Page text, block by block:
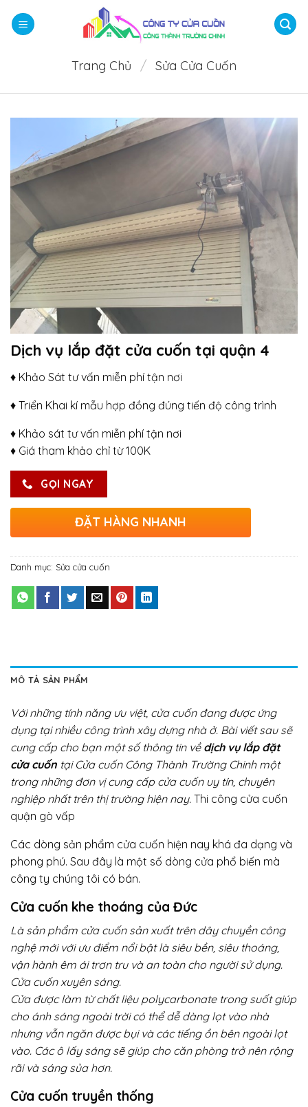
qua
Trang Chủ / Sửa Cửa Cuốn
Dịch vụ lắp đặt cửa cuốn tại quận 4
♦ Khảo Sát tư vấn miễn phí tận nơi
♦ Triển Khai kí mẫu hợp đồng đúng tiến độ công trình
♦ Khảo sát tư vấn miễn phí tận nơi
♦ Giá tham khảo chỉ từ 100K
GỌI NGAY
ĐẶT HÀNG NHANH
Danh mục: Sửa cửa cuốn
MÔ TẢ SẢN PHẨM
Với những tính năng ưu việt, cửa cuốn đang được ứng
dụng tại nhiều công trình xây dựng nhà ở. Bài viết sau sẽ
cung cấp cho bạn một số thông tin về dịch vụ lắp đặt
cửa cuốn tại Cửa cuốn Công Thành Trường Chinh một
trong những đơn vị cung cấp cửa cuốn uy tín, chuyên
nghiệp nhất trên thị trường hiện nay. Thi công cửa cuốn
quận gò vấp
Các dòng sản phẩm cửa cuốn hiện nay khá đa dạng và
phong phú. Sau đây là một số dòng cửa phổ biến mà
công ty chúng tôi có bán.
Cửa cuốn khe thoáng của Đức
Là sản phẩm cửa cuốn sản xuất trên dây chuyền công
nghệ mới với ưu điểm nổi bật là siêu bền, siêu thoáng,
vận hành êm ái trơn tru và an toàn cho người sử dụng.
Cửa cuốn xuyên sáng.
Cửa được làm từ chất liệu polycarbonate trong suốt giúp
cho ánh sáng ngoài trời có thể dễ dàng lọt vào nhà
nhưng vẫn ngăn được bụi và các tiếng ồn bên ngoài lọt
vào. Các ô lấy sáng sẽ giúp cho căn phòng trở nên rộng
rãi và sáng sủa hơn.
Cửa cuốn truyền thống